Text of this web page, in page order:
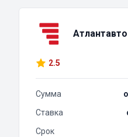
Атлантавто
2.5
Сумма
Ставка
Срок